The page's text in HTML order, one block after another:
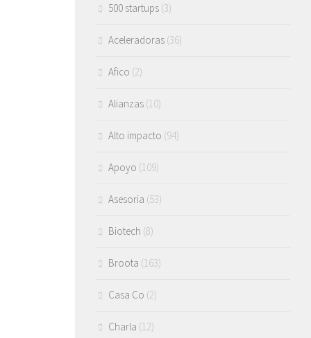
500 startups (3)
Aceleradoras (36)
Afico (2)
Alianzas (10)
Alto impacto (94)
Apoyo (109)
Asesoria (53)
Biotech (8)
Broota (163)
Casa Co (2)
Charla (12)